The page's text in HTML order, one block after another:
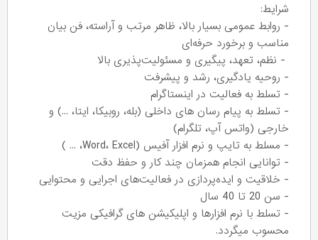
شرایط:
- روابط عمومی بسیار بالا، ظاهر مرتب و آراسته، فن بیان
مناسب و برخورد حرفه‌ای
- نظم، تعهد، پیگیری و مسئولیت‌پذیری بالا
- روحیه یادگیری، رشد و پیشرفت
- تسلط به فعالیت در اینستاگرام
- تسلط به پیام رسان های داخلی (بله، روبیکا، ایتا، ...) و
خارجی (واتس آپ، تلگرام)
- مسلط به تایپ و نرم افزار آفیس (Word، Excel، ... )
- توانایی انجام همزمان چند کار و حفظ دقت
- خلاقیت و ایده‌پردازی در فعالیت‌های اجرایی و محتوایی
- سن 20 تا 40 سال
- تسلط با نرم افزارها و اپلیکیشن های گرافیکی مزیت
محسوب میگردد.